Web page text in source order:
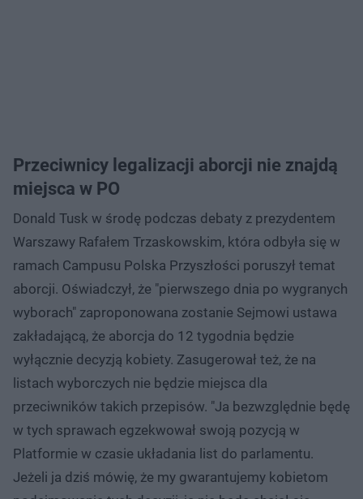
Przeciwnicy legalizacji aborcji nie znajdą
miejsca w PO
Donald Tusk w środę podczas debaty z prezydentem
Warszawy Rafałem Trzaskowskim, która odbyła się w
ramach Campusu Polska Przyszłości poruszył temat
aborcji. Oświadczył, że "pierwszego dnia po wygranych
wyborach" zaproponowana zostanie Sejmowi ustawa
zakładającą, że aborcja do 12 tygodnia będzie
wyłącznie decyzją kobiety. Zasugerował też, że na
listach wyborczych nie będzie miejsca dla
przeciwników takich przepisów. "Ja bezwzględnie będę
w tych sprawach egzekwował swoją pozycją w
Platformie w czasie układania list do parlamentu.
Jeżeli ja dziś mówię, że my gwarantujemy kobietom